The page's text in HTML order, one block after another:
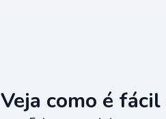
Veja como é